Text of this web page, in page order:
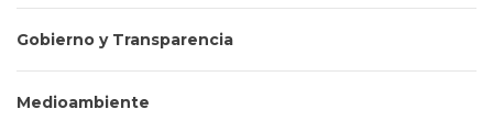
Gobierno y Transparencia
Medioambiente